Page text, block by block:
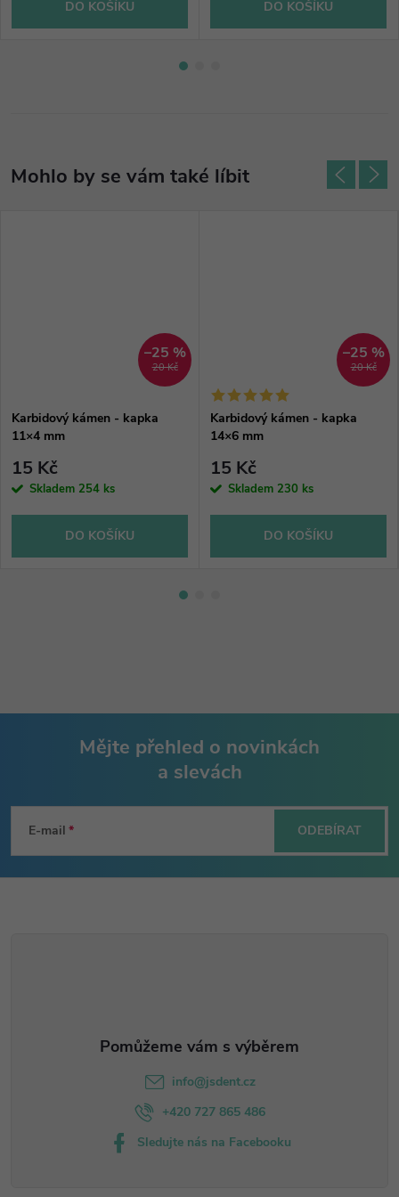
DO KOŠÍKU DO KOŠÍKU
20 Kč
–25 %
Karbidový kámen - kapka
11×4 mm
15 Kč
Skladem 254 ks
DO KOŠÍKU
20 Kč
–25 %
Karbidový kámen - kapka
14×6 mm
15 Kč
Skladem 230 ks
DO KOŠÍKU
p
Mějte přehled o novinkách
a slevách
E-mail ODEBÍRAT
info@jsdent.cz
+420 727 865 486
Sledujte nás na Facebooku